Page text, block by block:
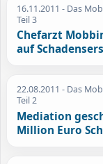
16.11.2011 - Das
Teil 3
Chefarzt
auf
22.08.2011 - Das
Teil 2
Mediation
Million Euro